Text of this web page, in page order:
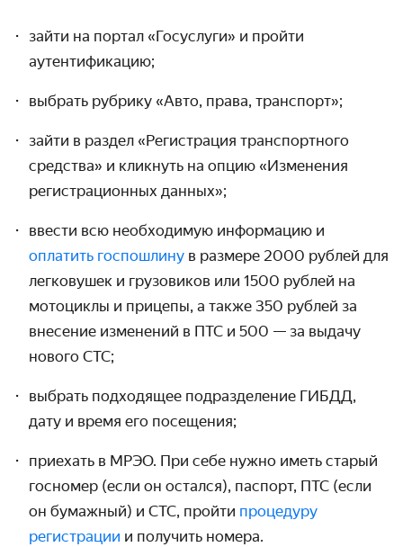
зайти на портал «Госуслуги» и пройти
аутентификацию;
выбрать рубрику «Авто, права, транспорт»;
зайти в раздел «Регистрация транспортного
средства» и кликнуть на опцию «Изменения
регистрационных данных»;
ввести всю необходимую информацию и
оплатить госпошлину в размере 2000 рублей для
легковушек и грузовиков или 1500 рублей на
мотоциклы и прицепы, а также 350 рублей за
внесение изменений в ПТС и 500 — за выдачу
нового СТС;
выбрать подходящее подразделение ГИБДД,
дату и время его посещения;
приехать в МРЭО. При себе нужно иметь старый
госномер (если он остался), паспорт, ПТС (если
он бумажный) и СТС, пройти процедуру
регистрации и получить номера.